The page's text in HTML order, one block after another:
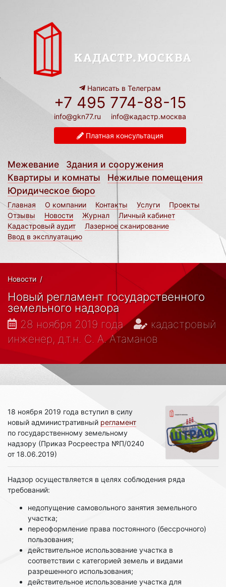
Написать в Телеграм
+7 495 774-88-15
info@gkn77.ru info@кадастр.москва
Платная консультация
Межевание
Здания и сооружения
Квартиры и комнаты
Нежилые помещения
Юридическое бюро
Главная О компании Контакты Услуги
Проекты
Отзывы
Новости Журнал
Личный кабинет
Кадастровый аудит
Лазерное сканирование
Ввод в эксплуатацию
Новости /
Новый регламент государственного
земельного надзора
28 ноября 2019 года
кадастровый
инженер, д.т.н. С. А. Атаманов
18 ноября 2019 года вступил в силу
новый административный регламент
по государственному земельному
надзору (Приказ Росреестра №П/0240
от 18.06.2019)
Надзор осуществляется в целях соблюдения ряда
требований:
недопущение самовольного занятия земельного
участка;
переоформление права постоянного (бессрочного)
пользования;
действительное использование участка в
соответствии с категорией земель и видами
разрешенного использования;
действительное использование участка для